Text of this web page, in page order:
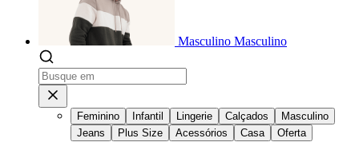
Masculino Masculino
Feminino Infantil Lingerie Calçados
Masculino
Jeans
Plus Size Acessórios Casa Oferta